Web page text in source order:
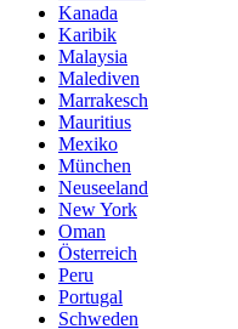
Kanada
Karibik
Malaysia
Malediven
Marrakesch
Mauritius
Mexiko
München
Neuseeland
New York
Oman
Österreich
Peru
Portugal
Schweden